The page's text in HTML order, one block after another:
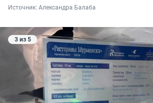
Источник: Александра Балаба
3 из 5